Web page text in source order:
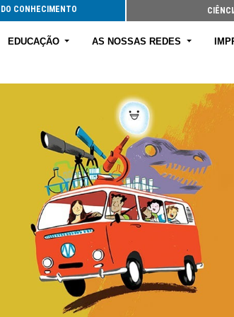
EDUCAÇÃO AS NOSSAS REDES